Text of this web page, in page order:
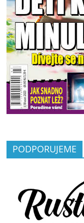
PODPORUJEME